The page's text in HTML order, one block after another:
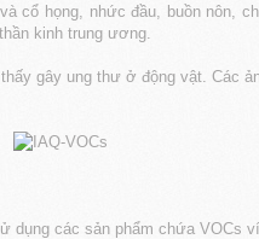
cổ họng, nhức đầu, buồn nôn,
kinh trung ương.
gây ung thư ở động vật. Các
các sản phẩm chứa VOCs